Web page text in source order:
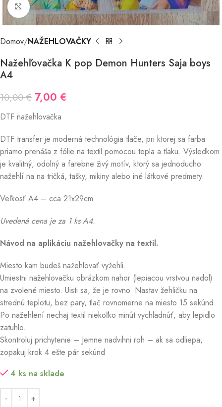
Kliknutím zväčšite
Domov NAŽEHLOVAČKY
Nažehľovačka K pop Demon Hunters Saja boys
A4
10,00€ 7,00 €
DTF nažehlovačka
DTF transfer je moderná technológia tlače, pri ktorej sa farba
priamo prenáša z fólie na textil pomocou tepla a tlaku. Výsledkom
je kvalitný, odolný a farebne živý motív, ktorý sa jednoducho
nažehlí na na tričká, tašky, mikiny alebo iné látkové predmety.
Veľkosť A4 – cca 21x29cm
Uvedená cena je za 1 ks A4.
Návod na aplikáciu nažehlovačky na textil.
Miesto kam budeš nažehlovať vyžehli.
Umiestni nažehlovačku obrázkom nahor (lepiacou vrstvou nadol)
na zvolené miesto. Uisti sa, že je rovno. Nastav žehličku na
strednú teplotu, bez pary, tlač rovnomerne na miesto 15 sekúnd.
Po nažehlení nechaj textil niekoľko minút vychladnúť, aby lepidlo
zatuhlo.
Skontroluj prichytenie – Jemne nadvihni roh – ak sa odliepa,
zopakuj krok 4 ešte pár sekúnd
4 ks na sklade